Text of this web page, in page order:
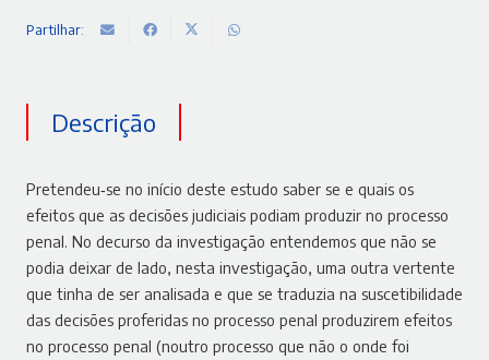
Partilhar:
Descrição
Pretendeu‑se no início deste estudo saber se e quais os
efeitos que as decisões judiciais podiam produzir no processo
penal. No decurso da investigação entendemos que não se
podia deixar de lado, nesta investigação, uma outra vertente
que tinha de ser analisada e que se traduzia na suscetibilidade
das decisões proferidas no processo penal produzirem efeitos
no processo penal (noutro processo que não o onde foi